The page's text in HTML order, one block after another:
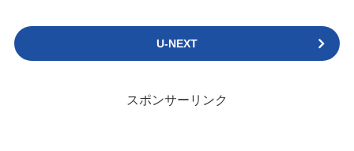
U-NEXT
スポンサーリンク